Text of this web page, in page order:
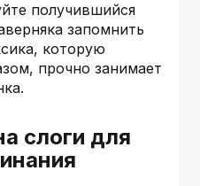
получившийся
запомнить
которую
прочно занимает
слоги для